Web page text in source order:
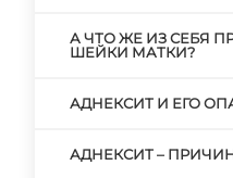
А ЧТО ЖЕ ИЗ СЕБЯ
ШЕЙКИ МАТКИ?
АДНЕКСИТ И ЕГО
АДНЕКСИТ –